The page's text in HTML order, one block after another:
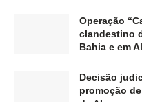
Operação
clandestino
Bahia e em
Decisão
promoção